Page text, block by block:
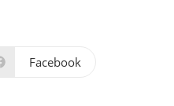
Facebook